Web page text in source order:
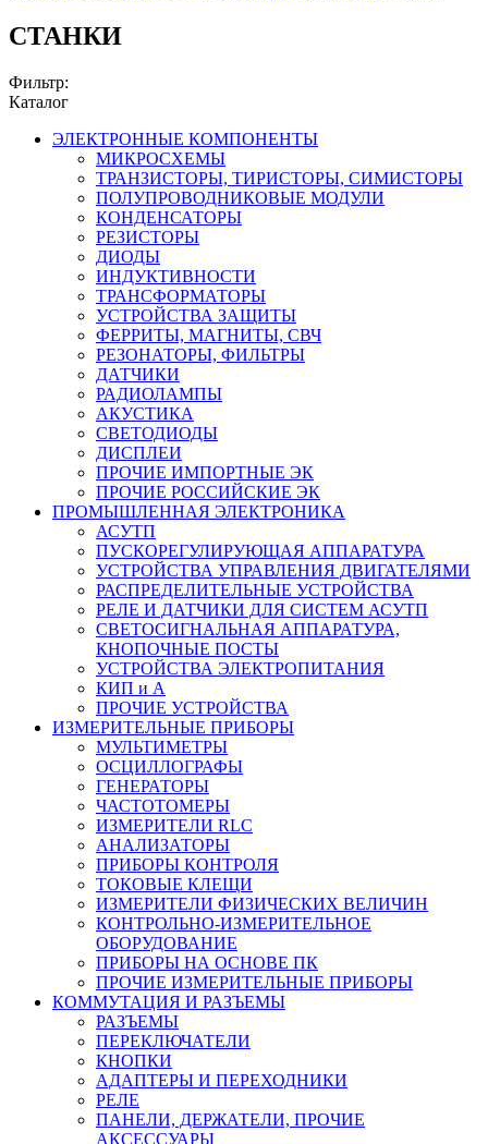
СТАНКИ
Фильтр:
Каталог
ЭЛЕКТРОННЫЕ КОМПОНЕНТЫ
МИКРОСХЕМЫ
ТРАНЗИСТОРЫ, ТИРИСТОРЫ, СИМИСТОРЫ
ПОЛУПРОВОДНИКОВЫЕ МОДУЛИ
КОНДЕНСАТОРЫ
РЕЗИСТОРЫ
ДИОДЫ
ИНДУКТИВНОСТИ
ТРАНСФОРМАТОРЫ
УСТРОЙСТВА ЗАЩИТЫ
ФЕРРИТЫ, МАГНИТЫ, СВЧ
РЕЗОНАТОРЫ, ФИЛЬТРЫ
ДАТЧИКИ
РАДИОЛАМПЫ
АКУСТИКА
СВЕТОДИОДЫ
ДИСПЛЕИ
ПРОЧИЕ ИМПОРТНЫЕ ЭК
ПРОЧИЕ РОССИЙСКИЕ ЭК
ПРОМЫШЛЕННАЯ ЭЛЕКТРОНИКА
АСУТП
ПУСКОРЕГУЛИРУЮЩАЯ АППАРАТУРА
УСТРОЙСТВА УПРАВЛЕНИЯ ДВИГАТЕЛЯМИ
РАСПРЕДЕЛИТЕЛЬНЫЕ УСТРОЙСТВА
РЕЛЕ И ДАТЧИКИ ДЛЯ СИСТЕМ АСУТП
СВЕТОСИГНАЛЬНАЯ АППАРАТУРА,
КНОПОЧНЫЕ ПОСТЫ
УСТРОЙСТВА ЭЛЕКТРОПИТАНИЯ
КИП и А
ПРОЧИЕ УСТРОЙСТВА
ИЗМЕРИТЕЛЬНЫЕ ПРИБОРЫ
МУЛЬТИМЕТРЫ
ОСЦИЛЛОГРАФЫ
ГЕНЕРАТОРЫ
ЧАСТОТОМЕРЫ
ИЗМЕРИТЕЛИ RLC
АНАЛИЗАТОРЫ
ПРИБОРЫ КОНТРОЛЯ
ТОКОВЫЕ КЛЕЩИ
ИЗМЕРИТЕЛИ ФИЗИЧЕСКИХ ВЕЛИЧИН
КОНТРОЛЬНО-ИЗМЕРИТЕЛЬНОЕ
ОБОРУДОВАНИЕ
ПРИБОРЫ НА ОСНОВЕ ПК
ПРОЧИЕ ИЗМЕРИТЕЛЬНЫЕ ПРИБОРЫ
КОММУТАЦИЯ И РАЗЪЕМЫ
РАЗЪЕМЫ
ПЕРЕКЛЮЧАТЕЛИ
КНОПКИ
АДАПТЕРЫ И ПЕРЕХОДНИКИ
РЕЛЕ
ПАНЕЛИ, ДЕРЖАТЕЛИ, ПРОЧИЕ
АКСЕССУАРЫ